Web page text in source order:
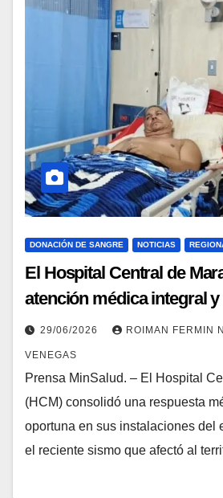
DONACIÓN DE SANGRE NOTICIAS
El Hospital Central de
atención médica integral
reservas de sangre tras
29/06/2026 ROIMAN FERMIN
VENEGAS
Prensa MinSalud. – El Hospital
(HCM) consolidó una respuesta
oportuna en sus instalaciones del
el reciente sismo que afectó al